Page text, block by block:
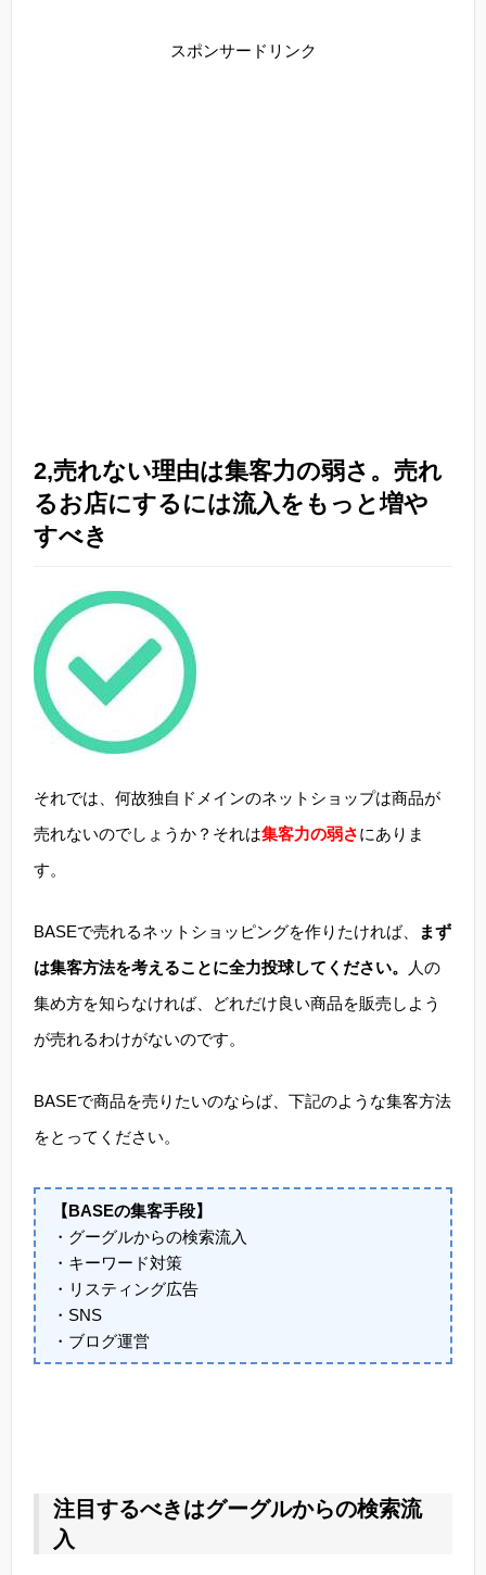
スポンサードリンク
2,売れない理由は集客力の弱さ。売れ
るお店にするには流入をもっと増や
すべき
それでは、何故独自ドメインのネットショップは商品が
売れないのでしょうか？それは集客力の弱さにありま
す。
BASEで売れるネットショッピングを作りたければ、
まず
は集客方法を考えることに全力投球してください。
人の
集め方を知らなければ、どれだけ良い商品を販売しよう
が売れるわけがないのです。
BASEで商品を売りたいのならば、下記のような集客方法
をとってください。
【BASEの集客手段】
・グーグルからの検索流入
・キーワード対策
・リスティング広告
・SNS
・ブログ運営
注目するべきはグーグルからの検索流
入